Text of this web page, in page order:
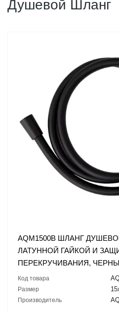
Душевой Шланг
AQM1500B ШЛАНГ
ЛАТУННОЙ ГАЙКОЙ И
ПЕРЕКРУЧИВАНИЯ,
Код товара
Размер
Производитель